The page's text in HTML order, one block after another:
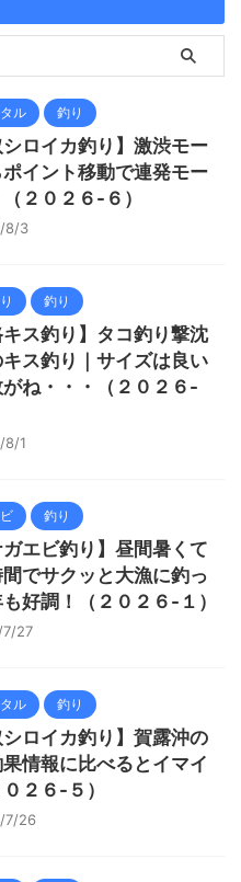
ル 釣り
シロイカ釣り】激渋モー
ポイント移動で連発モー
（２０２６-６）
8/3
釣り
キス釣り】タコ釣り撃沈
ス釣り｜サイズは良い
ね・・・（２０２６-
8/1
釣り
ガエビ釣り】昼間暑くて
間でサクッと大漁に釣っ
好調！（２０２６-１）
27
ル 釣り
シロイカ釣り】賀露沖の
情報に比べるとイマイ
２６-５）
7/26